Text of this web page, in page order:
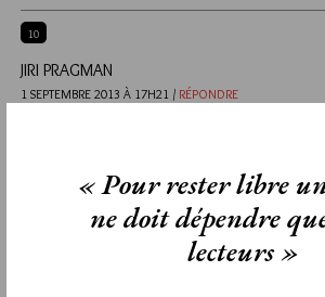
10
JIRI PRAGMAN
1 SEPTEMBRE 2013 À 17H21 / RÉPONDRE
le lien vers la page qui y serait consacrée
Journées.« Pour rester libre
ne doit dépendre
lecteurs »